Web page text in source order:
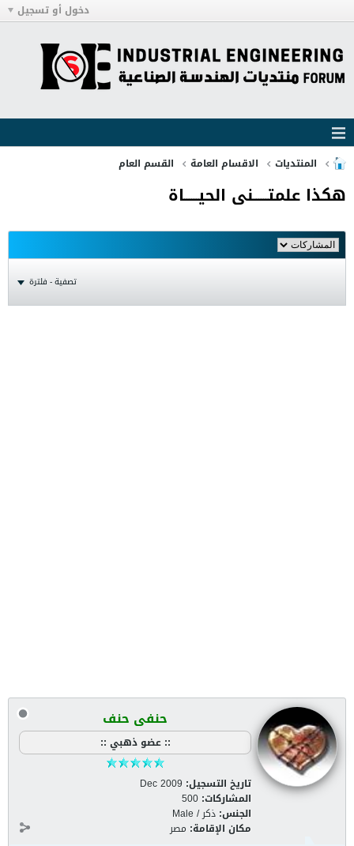
دخول أو تسجيل
المنتديات الاقسام العامة القسم العام
هكذا علمتــــــنى الحيــــــاة
تصفية - فلترة
حنفى حنف
:: عضو ذهبي ::
تاريخ التسجيل: Dec 2009
المشاركات: 500
الجنس: ذكر / Male
مكان الإقامة: مصر